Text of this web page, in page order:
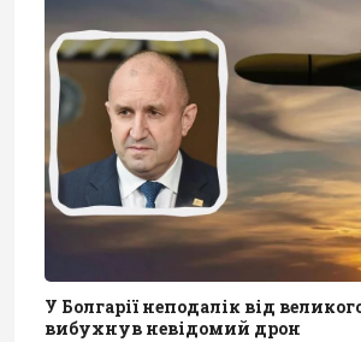
У Болгарії неподалік від
вибухнув невідомий дрон